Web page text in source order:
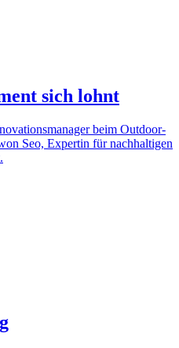
sich lohnt
beim Outdoor-
Seo, Expertin für nachhaltigen